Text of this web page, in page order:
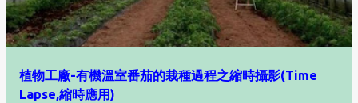
植物工廠-有機溫室番茄的栽種過程之縮時攝影(Time
Lapse,縮時應用)